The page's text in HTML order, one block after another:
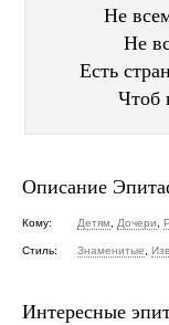
Не
Не
Есть
Чтоб
Описание
Кому: Детям Дочери
Стиль: Знаменитые
Интересные